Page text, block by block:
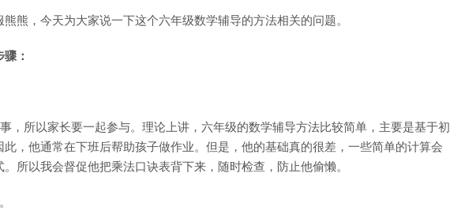
熊，今天为大家说一下这个六年级数学辅导的方法相关的问题。
：
，所以家长要一起参与。理论上讲，六年级的数学辅导方法比较简单，主要是基于初
，他通常在下班后帮助孩子做作业。但是，他的基础真的很差，一些简单的计算会
所以我会督促他把乘法口诀表背下来，随时检查，防止他偷懒。